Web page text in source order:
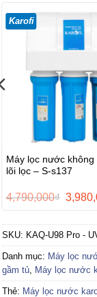
Karofi
Máy lọc nước không
lõi lọc – S-s137
4,790,000₫ Giá
SKU: KAQ-U98 Pro -
Danh mục: Máy lọc
gầm tủ, Máy lọc nước
Thẻ: Máy lọc nước